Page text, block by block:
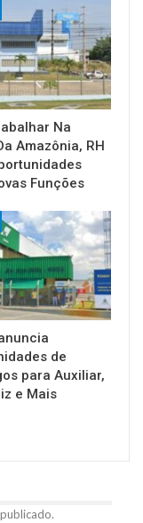
Na
Amazônia, RH
Funções
de
para Auxiliar,
e Mais